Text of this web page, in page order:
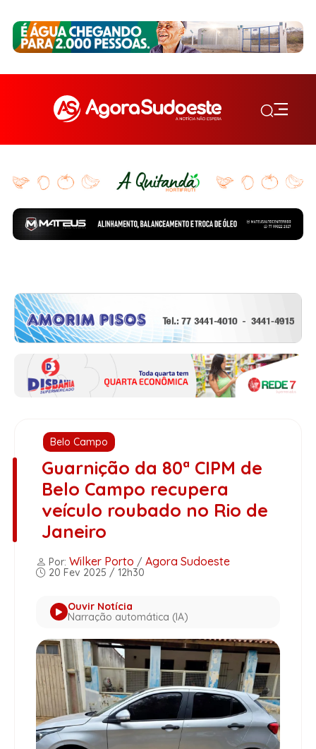
Belo Campo
Guarnição da 80ª CIPM de
Belo Campo recupera
veículo roubado no Rio de
Janeiro
Por: Wilker Porto / Agora Sudoeste
20 Fev 2025 / 12h30
Ouvir Notícia
Narração automática (IA)